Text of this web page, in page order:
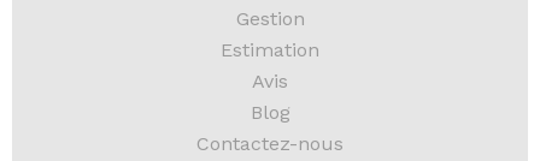
Gestion
Estimation
Avis
Blog
Contactez-nous